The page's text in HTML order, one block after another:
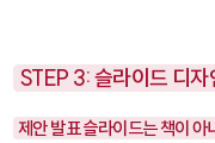
STEP 3: 슬라이드 디
제안 발표 슬라이드는 책이 아